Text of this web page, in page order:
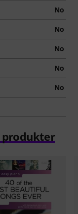
No
No
No
No
No
produkter